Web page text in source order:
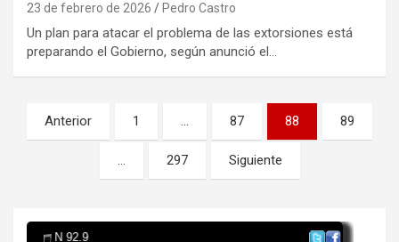
23 de febrero de 2026 Pedro Castro
Un plan para atacar el problema de las extorsiones está
preparando el Gobierno, según anunció el…
Paginación
de
entradas
Anterior 1 … 87 88 89
… 297 Siguiente